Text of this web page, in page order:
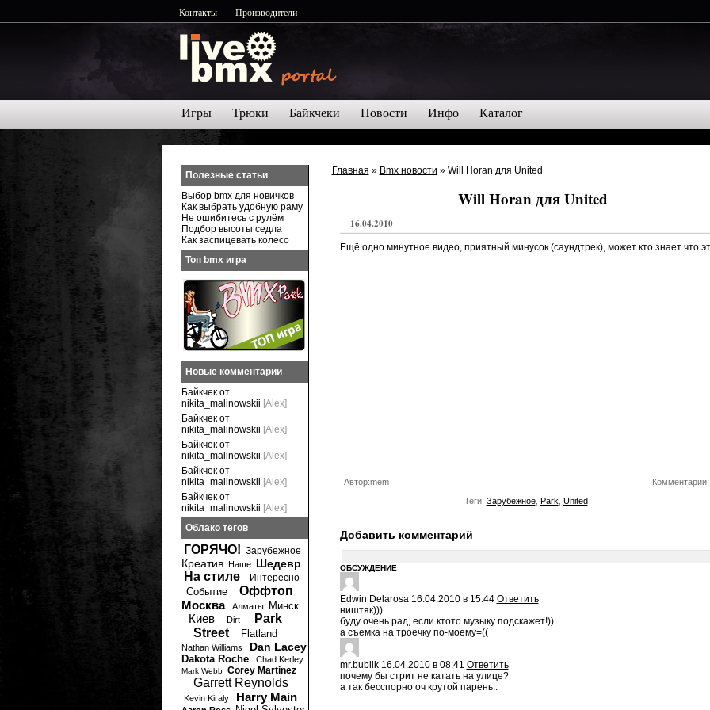
Контакты Производители
Игры Трюки Байкчеки Новости Инфо Каталог
Главная » Bmx новости » Will Horan для United
Will Horan для United
16.04.2010
Ещё одно минутное видео, приятный минусок (саундтрек), может кто знает что
Автор:mem
Комментарии:
Теги: Зарубежное, Park United
Добавить комментарий
ОБСУЖДЕНИЕ
Edwin Delarosa 16.04.2010 в 15:44 Ответить
ништяк)))
буду очень рад, если ктото музыку подскажет!))
а съемка на троечку по-моему=((
mr.bublik 16.04.2010 в 08:41 Ответить
почему бы стрит не катать на улице?
а так бесспорно оч крутой парень..
Полезные статьи
Выбор bmx для новичков
Как выбрать удобную раму
Не ошибитесь с рулём
Подбор высоты седла
Как заспицевать колесо
Топ bmx игра
Новые комментарии
Байкчек от
nikita_malinowskii [Alex]
Байкчек от
nikita_malinowskii [Alex]
Байкчек от
nikita_malinowskii [Alex]
Байкчек от
nikita_malinowskii [Alex]
Байкчек от
nikita_malinowskii [Alex]
Облако тегов
ГОРЯЧО! Зарубежное
Креатив Наше Шедевр
На стиле Интересно
Событие
Оффтоп
Москва
Алматы Минск
Киев Dirt
Park
Street
Flatland
Nathan Williams Dan Lacey
Dakota Roche Chad Kerley
Mark Webb Corey Martinez
Garrett Reynolds
Kevin Kiraly Harry Main